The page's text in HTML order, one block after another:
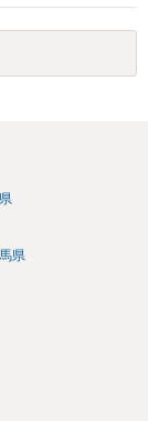
県